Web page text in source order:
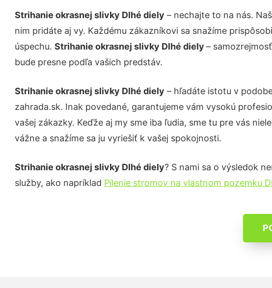
Strihanie okrasnej slivky Dlhé diely – nechajte to na nás.
nim pridáte aj vy. Každému zákazníkovi sa snažíme
úspechu. Strihanie okrasnej slivky Dlhé diely –
bude presne podľa vašich predstáv.
Strihanie okrasnej slivky Dlhé diely – hľadáte istotu v
zahrada.sk. Inak povedané, garantujeme vám vysokú
vašej zákazky. Keďže aj my sme iba ľudia, sme tu pre vás
vážne a snažíme sa ju vyriešiť k vašej spokojnosti.
Strihanie okrasnej slivky Dlhé diely? S nami sa o výsledok
služby, ako napríklad Pílenie stromov na vlastnom pozemku